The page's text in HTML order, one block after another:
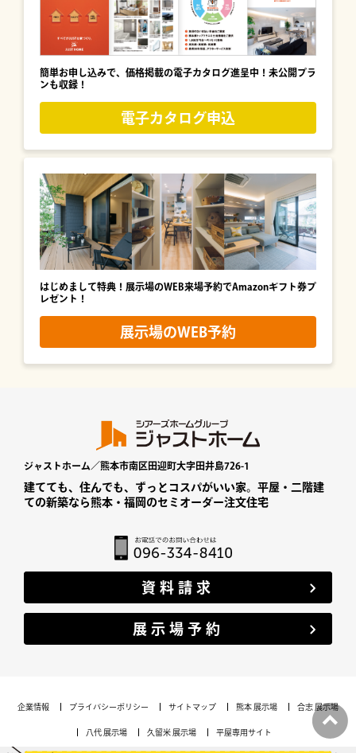
簡単お申し込みで、価格掲載の電子カタログ進呈中！未公開プラ
ンも収録！
電子カタログ申込
はじめまして特典！展示場のWEB来場予約でAmazonギフト券プ
レゼント！
展示場のWEB予約
ジャストホーム／熊本市南区田迎町大字田井島726-1
建てても、住んでも、ずっとコスパがいい家。平屋・二階建
ての新築なら熊本・福岡のセミオーダー注文住宅
資料請求
展示場予約
企業情報 プライバシーポリシー サイトマップ 熊本 展示場 合志 展示場
八代 展示場 久留米 展示場 平屋専用サイト